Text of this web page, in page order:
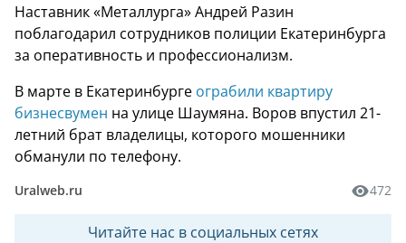
Наставник «Металлурга» Андрей Разин
поблагодарил сотрудников полиции Екатеринбурга
за оперативность и профессионализм.
В марте в Екатеринбурге ограбили квартиру
бизнесвумен на улице Шаумяна. Воров впустил 21-
летний брат владелицы, которого мошенники
обманули по телефону.
Uralweb.ru 472
Читайте нас в социальных сетях